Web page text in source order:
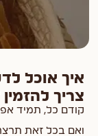
איך אוכל
צריך להזמין
קודם כל, תמיד
ואם בכל זאת